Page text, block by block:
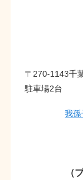
〒270-1143千
駐車場2台
我孫
（